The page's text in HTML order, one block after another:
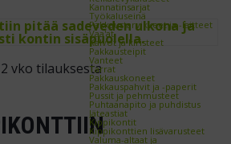
Kannatinsarjat
Työkaluseinä
Pakkaustarvikkeet ja -laitteet
Vaa'at
Kalvot ja kiristeet
Pakkausteipit
Vanteet
Tarrat
Pakkauskoneet
Pakkauspahvit ja -paperit
Pussit ja pehmusteet
Puhtaanapito ja puhdistus
Jäteastiat
Kippikontit
Kippikonttien lisävarusteet
Valuma-altaat ja
vko tilauksesta